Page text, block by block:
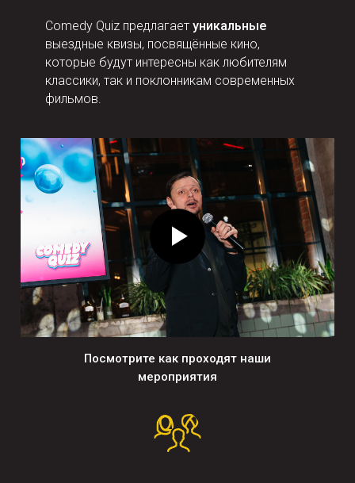
Comedy Quiz предлагает уникальные
выездные квизы, посвящённые кино,
которые будут интересны как любителям
классики, так и поклонникам современных
фильмов.
Посмотрите как проходят наши
мероприятия